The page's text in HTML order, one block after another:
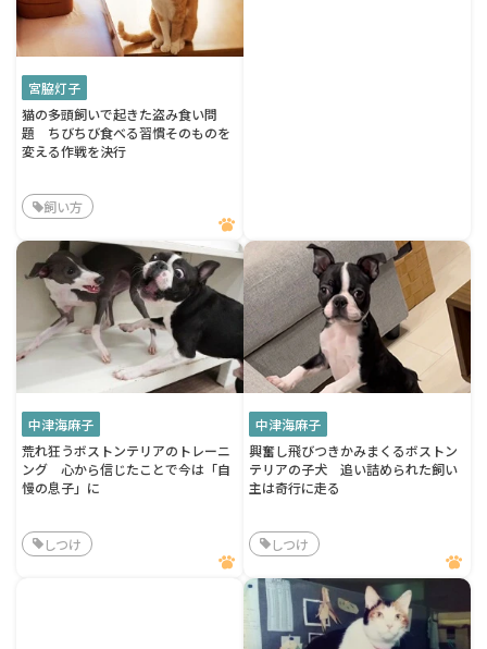
宮脇灯子
猫の多頭飼いで起きた盗み食い問
題 ちびちび食べる習慣そのものを
変える作戦を決行
飼い方
中津海麻子
荒れ狂うボストンテリアのトレーニ
ング 心から信じたことで今は「自
慢の息子」に
しつけ
中津海麻子
興奮し飛びつきかみまくるボストン
テリアの子犬 追い詰められた飼い
主は奇行に走る
しつけ